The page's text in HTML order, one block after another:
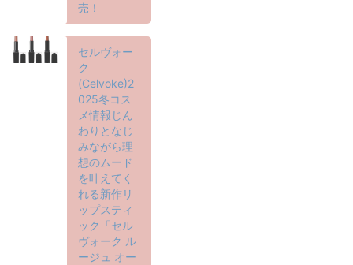
売！
セルヴォー
ク
(Celvoke)2
025冬コス
メ情報じん
わりとなじ
みながら理
想のムード
を叶えてく
れる新作リ
ップスティ
ック「セル
ヴォーク ル
ージュ オー